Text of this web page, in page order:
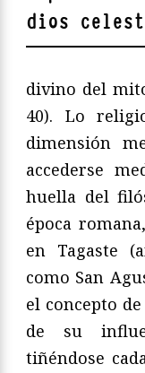
dios
divino del
40). Lo
dimensión
accederse
huella del
época
en Tagaste
como San
el concepto
de su
tiñéndose